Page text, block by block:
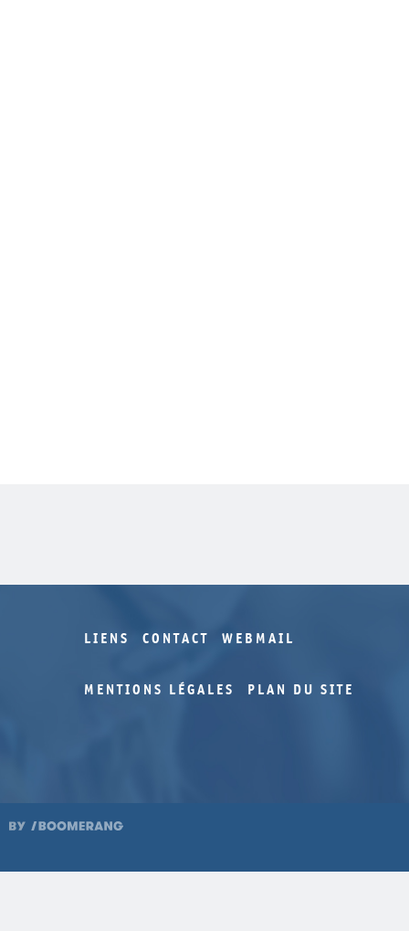
LIENS CONTACT WEBMAIL
MENTIONS LÉGALES PLAN DU SITE